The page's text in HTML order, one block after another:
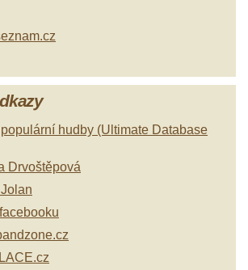
hudby (Ultimate Database
Drvoštěpová